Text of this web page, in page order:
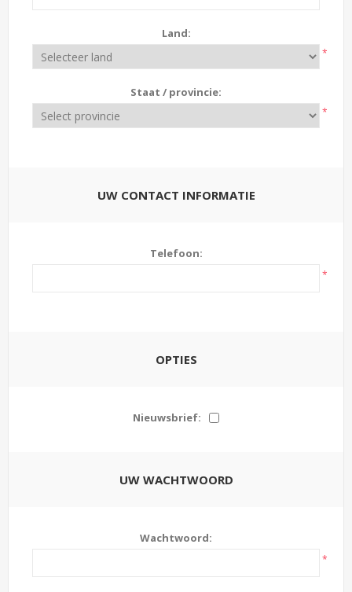
Land:
*
Staat / provincie:
*
UW CONTACT INFORMATIE
Telefoon:
*
OPTIES
Nieuwsbrief:
UW WACHTWOORD
Wachtwoord:
*